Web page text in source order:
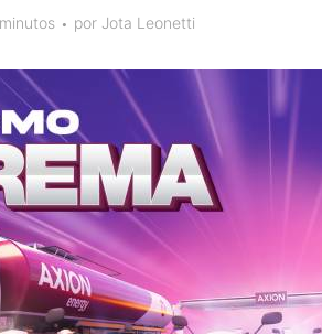
por Jota Leonetti